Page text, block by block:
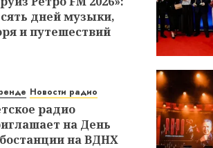
дней музыки,
и путешествий
Новости радио
радио
на День
на ВДНХ